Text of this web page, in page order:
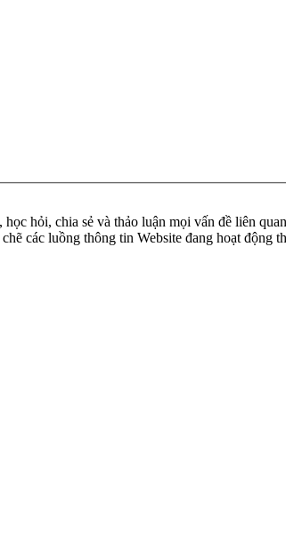
hỏi, chia sẻ và thảo luận mọi vấn đề liên
các luồng thông tin Website đang hoạt động